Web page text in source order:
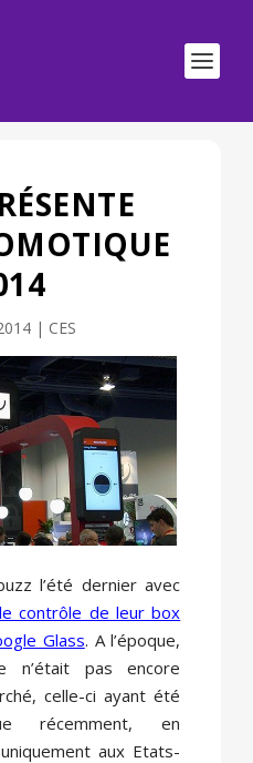
| CES
l’été dernier avec
le contrôle de leur box
Glass. A l’époque,
n’était pas encore
celle-ci ayant été
récemment, en
aux Etats-